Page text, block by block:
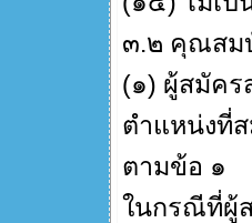
๓.๒ คุณสม
(๑) ผู้สมัค
ตำแหน่งที่
ตามข้อ ๑
ในกรณีที่ผู้